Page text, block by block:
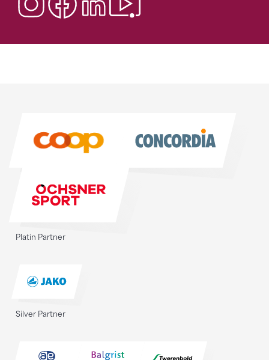
Platin Partner
Silver Partner